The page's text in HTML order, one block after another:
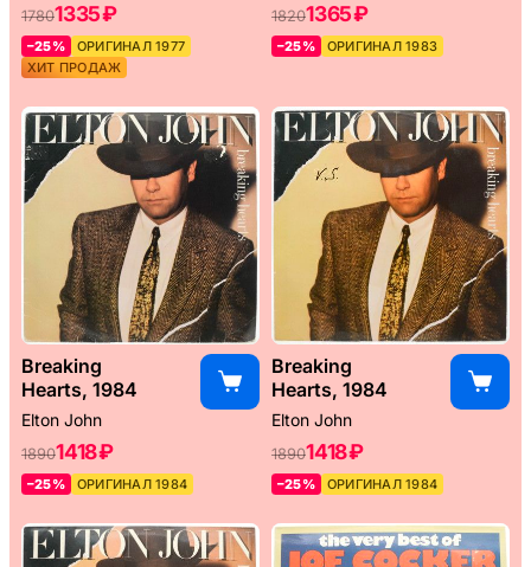
17801335 ₽
–25%
ОРИГИНАЛ 1977
ХИТ ПРОДАЖ
18201365 ₽
–25% ОРИГИНАЛ 1983
Breaking
Hearts, 1984
Elton John
18901418 ₽
–25% ОРИГИНАЛ 1984
Breaking
Hearts, 1984
Elton John
18901418 ₽
–25% ОРИГИНАЛ 1984